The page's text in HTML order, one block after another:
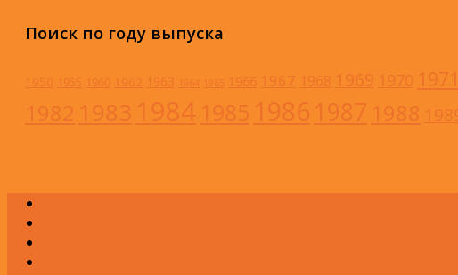
Поиск по году выпуска
1950 1955 1960 1962 1963 1964 1965 1966 1967 1968 1969 1970 1971
1982 1983 1984 1985 1986 1987 1988